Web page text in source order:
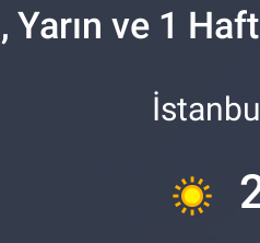
Yarın ve 1